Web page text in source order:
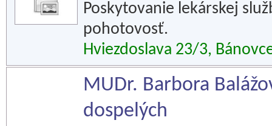
Poskytovanie lekárskej
pohotovosť.
Hviezdoslava 23/3,
MUDr. Barbora
dospelých